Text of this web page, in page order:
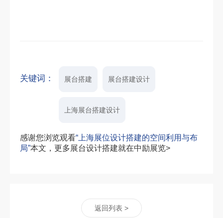
关键词： 展台搭建 展台搭建设计
上海展台搭建设计
感谢您浏览观看“上海展位设计搭建的空间利用与布
局”本文，更多展台设计搭建就在中励展览>
返回列表 >